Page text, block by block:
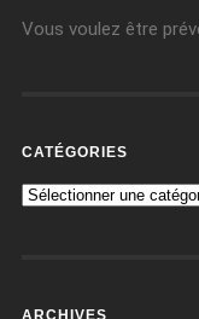
Vous voulez être
CATÉGORIES
ARCHIVES